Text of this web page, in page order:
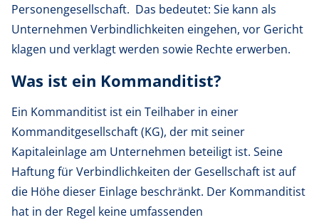
Personengesellschaft. Das bedeutet: Sie kann als
Unternehmen Verbindlichkeiten eingehen, vor Gericht
klagen und verklagt werden sowie Rechte erwerben.
Was ist ein Kommanditist?
Ein Kommanditist ist ein Teilhaber in einer
Kommanditgesellschaft (KG), der mit seiner
Kapitaleinlage am Unternehmen beteiligt ist. Seine
Haftung für Verbindlichkeiten der Gesellschaft ist auf
die Höhe dieser Einlage beschränkt. Der Kommanditist
hat in der Regel keine umfassenden